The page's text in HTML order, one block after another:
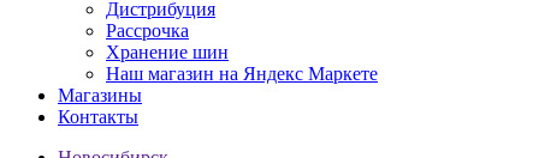
Дистрибуция
Рассрочка
Хранение шин
Наш магазин на Яндекс Маркете
Магазины
Контакты